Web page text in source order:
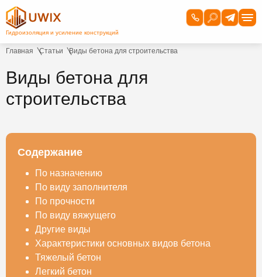
Главная Статьи Виды бетона для строительства
Виды бетона для
строительства
Содержание
По назначению
По виду заполнителя
По прочности
По виду вяжущего
Другие виды
Характеристики основных видов бетона
Тяжелый бетон
Легкий бетон